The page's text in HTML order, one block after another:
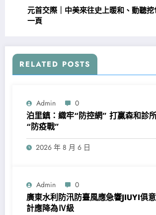
元首交際｜中美來往史上暖和、動聽
一頁
RELATED POSTS
Admin 0
泊里鎮：織牢“防控網” 打贏森和診
“防疫戰”
2026 年 8 月 6 日
Admin 0
廣東水利防汛防臺風應急響JIUYI俱
計應降為Ⅳ級